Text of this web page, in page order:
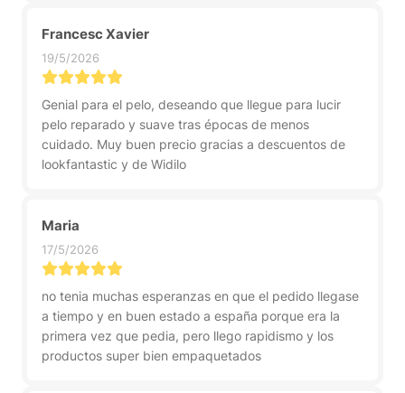
Francesc Xavier
19/5/2026
Genial para el pelo, deseando que llegue para lucir
pelo reparado y suave tras épocas de menos
cuidado. Muy buen precio gracias a descuentos de
lookfantastic y de Widilo
Maria
17/5/2026
no tenia muchas esperanzas en que el pedido llegase
a tiempo y en buen estado a españa porque era la
primera vez que pedia, pero llego rapidismo y los
productos super bien empaquetados